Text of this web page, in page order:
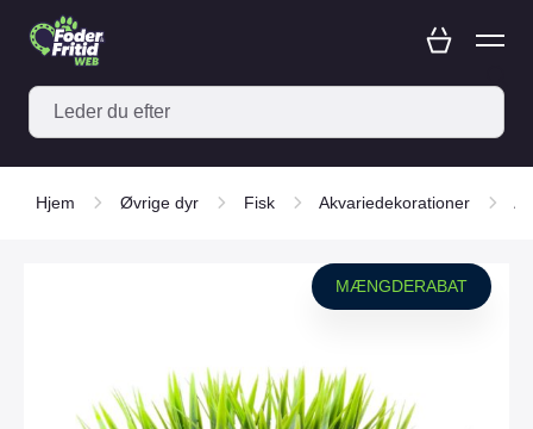
Hjem Øvrige dyr Fisk Akvariedekorationer
MÆNGDERABAT